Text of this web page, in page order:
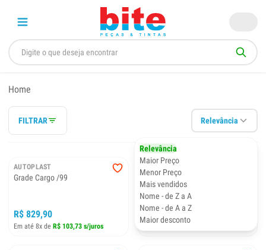
Home
FILTRAR Relevância
Relevância
Maior Preço
Menor Preço
Mais vendidos
Nome - de Z a A
Nome - de A a Z
Maior desconto
AUTOPLAST
Grade Cargo /99
R$ 829,90
Em até 8x de R$ 103,73 s/juros
AUTOPLAST
Churrasqueira Palio 2004 a 2014
R$ 255,00